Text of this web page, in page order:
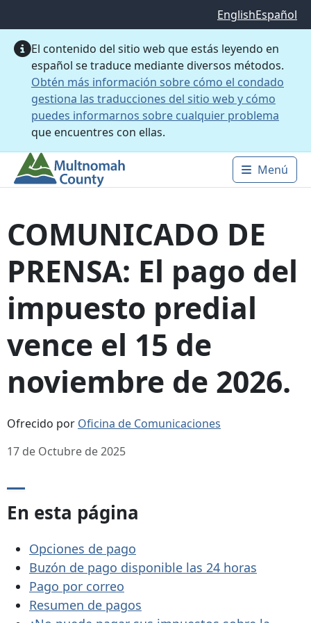
EnglishEspañol
El contenido del sitio web que estás leyendo en
español se traduce mediante diversos métodos.
Obtén más información sobre cómo el condado
gestiona las traducciones del sitio web y cómo
puedes informarnos sobre cualquier problema
que encuentres con ellas.
Main
Menú
COMUNICADO DE
PRENSA: El pago del
impuesto predial
vence el 15 de
noviembre de 2026.
Ofrecido por Oficina de Comunicaciones
17 de Octubre de 2025
En esta página
Opciones de pago
Buzón de pago disponible las 24 horas
Pago por correo
Resumen de pagos